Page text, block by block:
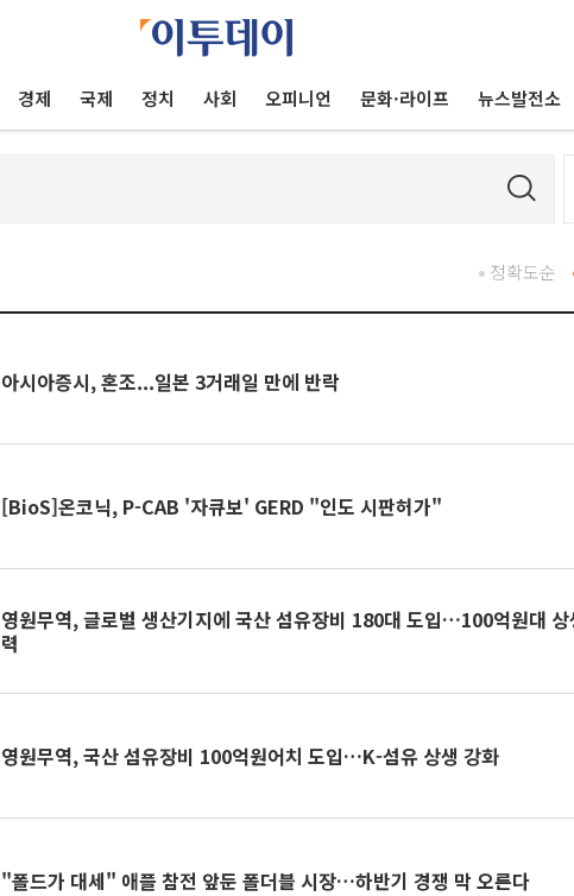
경제 국제 정치 사회 오피니언 문화·라이프 뉴스발전소
정확도순
아시아증시, 혼조...일본 3거래일 만에 반락
[BioS]온코닉, P-CAB '자큐보' GERD "인도 시판허가"
영원무역, 글로벌 생산기지에 국산 섬유장비 180대 도입…100억원대 상
력
영원무역, 국산 섬유장비 100억원어치 도입…K-섬유 상생 강화
"폴드가 대세" 애플 참전 앞둔 폴더블 시장…하반기 경쟁 막 오른다